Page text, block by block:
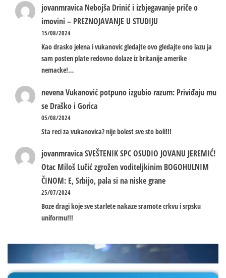
jovanmravica Nebojša Drinić i izbjegavanje priče o
imovini – PREZNOJAVANJE U STUDIJU
15/08/2024
Kao drasko jelena i vukanovic gledajte ovo gledajte ono lazu ja
sam posten plate redovno dolaze iz britanije amerike
nemacke!…
nevenaVukanović potpuno izgubio razum: Priviđaju mu
se Draško i Gorica
05/08/2024
Sta reci za vukanovica? nije bolest sve sto boli!!!
jovanmravicaSVEŠTENIK SPC OSUDIO JOVANU JEREMIĆ!
Otac Miloš Lučić zgrožen voditeljkinim BOGOHULNIM
ČINOM: E, Srbijo, pala si na niske grane
25/07/2024
Boze dragi koje sve starlete nakaze sramote crkvu i srpsku
uniformu!!!